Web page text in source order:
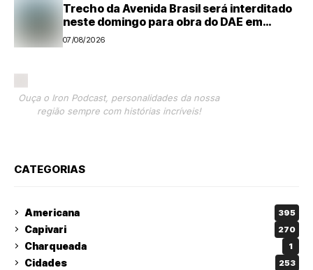
Trecho da Avenida Brasil será interditado
neste domingo para obra do DAE em
Americana
07/08/2026
Ouça o Iron Podcast, personalidades da nossa
região sempre com histórias incríveis!
CATEGORIAS
Americana 395
Capivari 270
Charqueada 1
Cidades 253